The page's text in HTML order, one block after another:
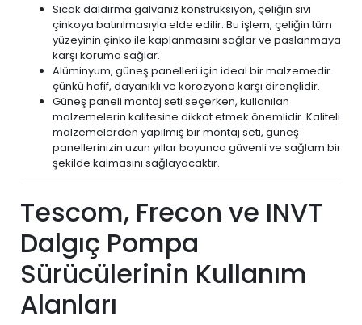
Sıcak daldırma galvaniz konstrüksiyon, çeliğin sıvı
çinkoya batırılmasıyla elde edilir. Bu işlem, çeliğin tüm
yüzeyinin çinko ile kaplanmasını sağlar ve paslanmaya
karşı koruma sağlar.
Alüminyum, güneş panelleri için ideal bir malzemedir
çünkü hafif, dayanıklı ve korozyona karşı dirençlidir.
Güneş paneli montaj seti seçerken, kullanılan
malzemelerin kalitesine dikkat etmek önemlidir. Kaliteli
malzemelerden yapılmış bir montaj seti, güneş
panellerinizin uzun yıllar boyunca güvenli ve sağlam bir
şekilde kalmasını sağlayacaktır.
Tescom, Frecon ve INVT
Dalgıç Pompa
Sürücülerinin Kullanım
Alanları